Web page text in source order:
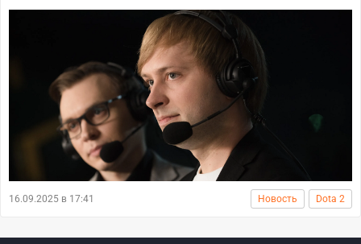
16.09.2025 в 17:41 Новость Dota 2